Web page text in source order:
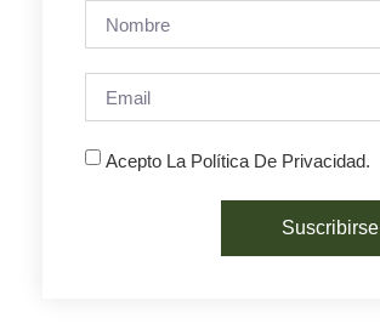
Acepto La Política De Privacidad.
Suscribirse